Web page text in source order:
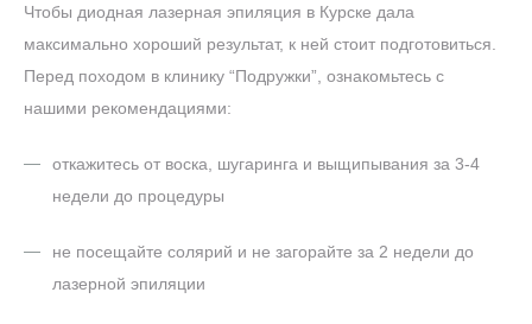
Чтобы диодная лазерная эпиляция в Курске дала
максимально хороший результат, к ней стоит подготовиться.
Перед походом в клинику “Подружки”, ознакомьтесь с
нашими рекомендациями:
откажитесь от воска, шугаринга и выщипывания за 3-4
недели до процедуры
не посещайте солярий и не загорайте за 2 недели до
лазерной эпиляции